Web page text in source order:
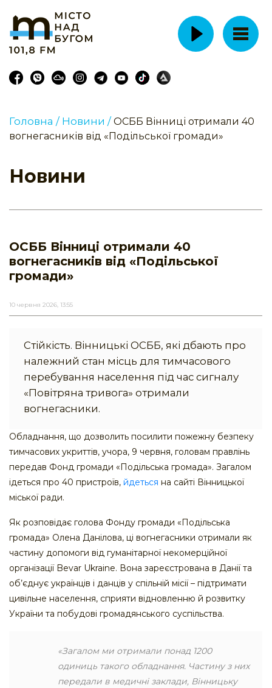
Головна / Новини / ОСББ Вінниці отримали 40
вогнегасників від «Подільської громади»
Новини
ОСББ Вінниці отримали 40
вогнегасників від «Подільської
громади»
10 червня 2026, 13:55
Стійкість. Вінницькі ОСББ, які дбають про
належний стан місць для тимчасового
перебування населення під час сигналу
«Повітряна тривога» отримали
вогнегасники.
Обладнання, що дозволить посилити пожежну безпеку
тимчасових укриттів, учора, 9 червня, головам правлінь
передав Фонд громади «Подільська громада». Загалом
ідеться про 40 пристроїв, йдеться на сайті Вінницької
міської ради.
Як розповідає голова Фонду громади «Подільська
громада» Олена Данілова, ці вогнегасники отримали як
частину допомоги від гуманітарної некомерційної
організації Bevar Ukraine. Вона зареєстрована в Данії та
об’єднує українців і данців у спільній місії – підтримати
цивільне населення, сприяти відновленню й розвитку
України та побудові громадянського суспільства.
«Загалом ми отримали понад 1200
одиниць такого обладнання. Частину з них
передали в медичні заклади, Вінницьку